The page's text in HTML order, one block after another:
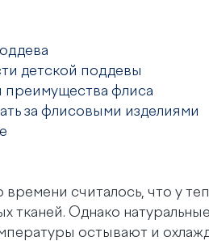
детской поддевы
преимущества флиса
за флисовыми изделиями
времени считалось, что у
тканей. Однако
остывают и